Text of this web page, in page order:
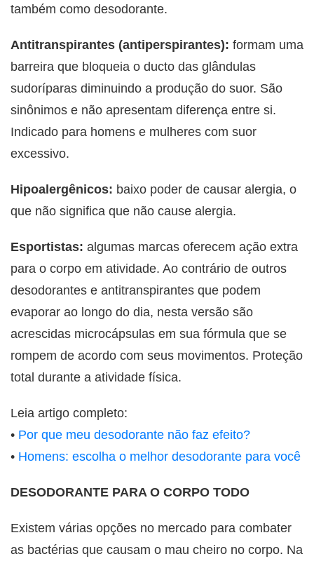
também como desodorante.
Antitranspirantes (antiperspirantes): formam uma
barreira que bloqueia o ducto das glândulas
sudoríparas diminuindo a produção do suor. São
sinônimos e não apresentam diferença entre si.
Indicado para homens e mulheres com suor
excessivo.
Hipoalergênicos: baixo poder de causar alergia, o
que não significa que não cause alergia.
Esportistas: algumas marcas oferecem ação extra
para o corpo em atividade. Ao contrário de outros
desodorantes e antitranspirantes que podem
evaporar ao longo do dia, nesta versão são
acrescidas microcápsulas em sua fórmula que se
rompem de acordo com seus movimentos. Proteção
total durante a atividade física.
Leia artigo completo:
• Por que meu desodorante não faz efeito?
• Homens: escolha o melhor desodorante para você
DESODORANTE PARA O CORPO TODO
Existem várias opções no mercado para combater
as bactérias que causam o mau cheiro no corpo. Na